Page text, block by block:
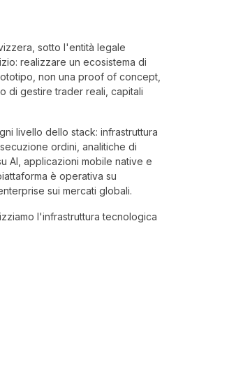
sotto l'entità legale
realizzare un ecosistema di
non una proof of concept,
di gestire trader reali, capitali
livello dello stack: infrastruttura
ordini, analitiche di
AI, applicazioni mobile native e
è operativa su
sui mercati globali.
l'infrastruttura tecnologica